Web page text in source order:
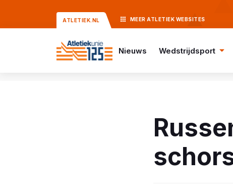
ATLETIEK.NL MEER ATLETIEK WEBSITES
Nieuws Wedstrijdsport